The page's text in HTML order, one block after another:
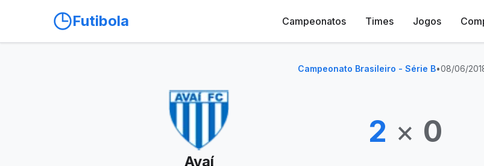
Futibola Campeonatos Times Jogos
Campeonato Brasileiro - Série B•08/06/
Avaí
2 × 0